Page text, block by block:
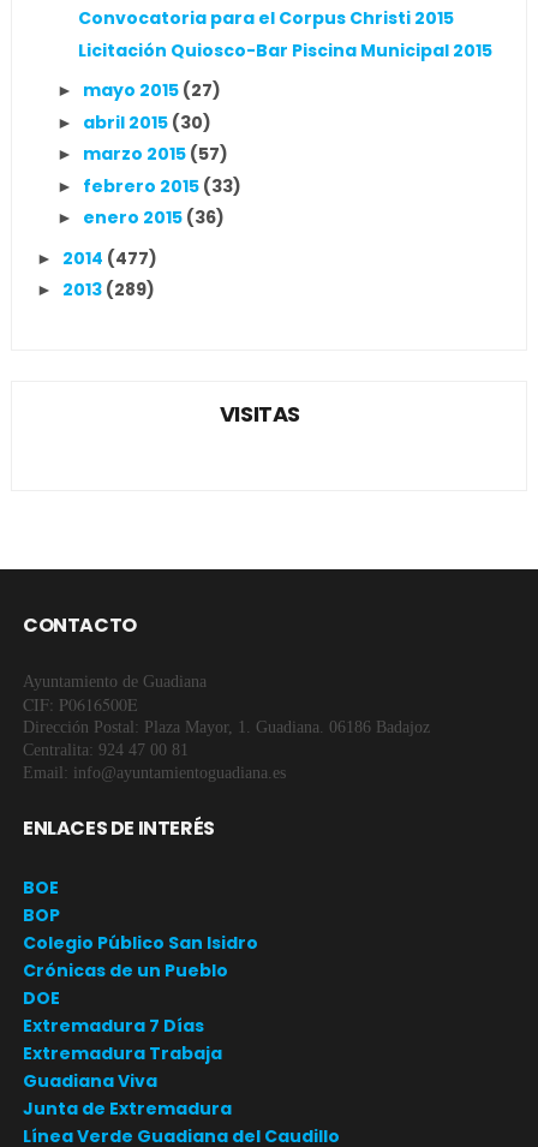
Convocatoria para el Corpus Christi 2015
Licitación Quiosco-Bar Piscina Municipal 2015
► mayo 2015 (27)
► abril 2015 (30)
► marzo 2015 (57)
► febrero 2015 (33)
► enero 2015 (36)
► 2014 (477)
► 2013 (289)
VISITAS
CONTACTO
Ayuntamiento de Guadiana
CIF: P0616500E
Dirección Postal: Plaza Mayor, 1. Guadiana. 06186 Badajoz
Centralita: 924 47 00 81
Email: info@ayuntamientoguadiana.es
ENLACES DE INTERÉS
BOE
BOP
Colegio Público San Isidro
Crónicas de un Pueblo
DOE
Extremadura 7 Días
Extremadura Trabaja
Guadiana Viva
Junta de Extremadura
Línea Verde Guadiana del Caudillo